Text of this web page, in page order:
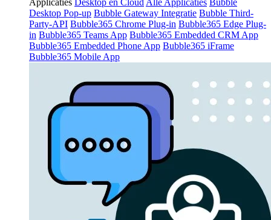
Desktop Pop-up Bubble Gateway Integratie Bubble Third-
Party-API Bubble365 Chrome Plug-in Bubble365 Edge Plug-
in Bubble365 Teams App Bubble365 Embedded CRM App
Bubble365 Embedded Phone App Bubble365 iFrame
Bubble365 Mobile App